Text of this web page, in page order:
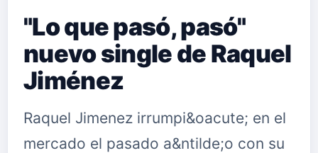
"Lo que pasó, pasó"
nuevo single de Raquel
Jiménez
Raquel Jimenez irrumpi&oacute; en el
mercado el pasado a&ntilde;o con su